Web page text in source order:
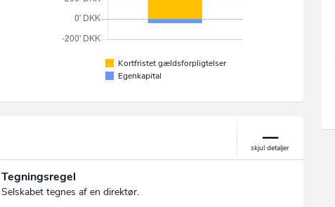
Kortfristet gældsforpligtelser
Egenkapital
Tegningsregel
Selskabet tegnes af en direktør.